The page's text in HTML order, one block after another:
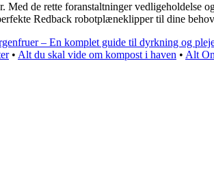
de rette foranstaltninger vedligeholdelse
Redback robotplæneklipper til dine
– En komplet guide til dyrkning og
• Alt du skal vide om kompost i haven • Alt